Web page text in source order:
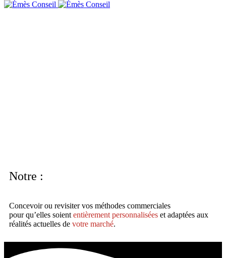
Notre :
Concevoir ou revisiter vos méthodes commerciales
pour qu’elles soient entièrement personnalisées et adaptées aux
réalités actuelles de votre marché.